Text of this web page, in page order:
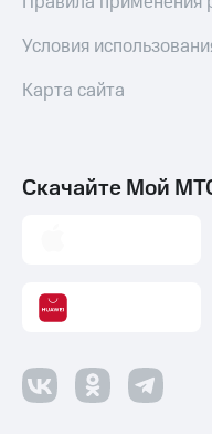
Условия
Карта сайта
Скачайте Мой